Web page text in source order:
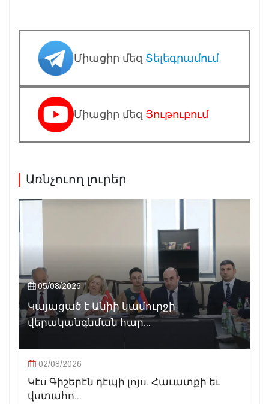
Միացիր մեզ Տելեգրամում
Միացիր մեզ Յութուբում
Առնչուող լուրեր
05/08/2026
Կայացած է Անիի կամուրջի
վերականգնման հար...
02/08/2026
Կէս Գիշերէն դէպի լոյս. Հաւատքի եւ
վստահո...